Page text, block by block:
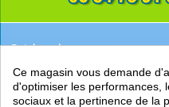
Catégories
EN SAVOIR +
Ce magasin vous demande
d'optimiser les performances,
sociaux et la pertinence de la